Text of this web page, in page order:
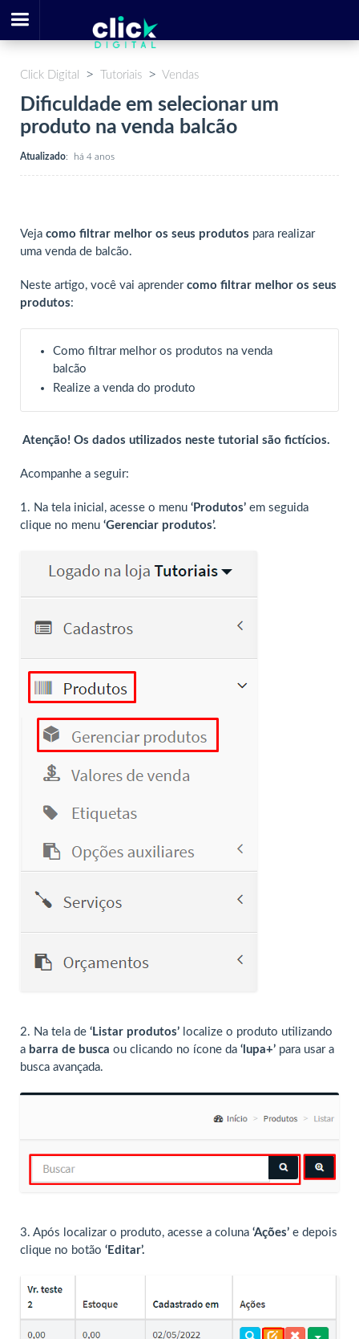
Click Digital Tutoriais Vendas
Dificuldade em selecionar um
produto na venda balcão
Atualizado: há 4 anos
Veja como filtrar melhor os seus produtos para realizar
uma venda de balcão.
Neste artigo, você vai aprender como filtrar melhor os seus
produtos:
Como filtrar melhor os produtos na venda
balcão
Realize a venda do produto
Atenção! Os dados utilizados neste tutorial são fictícios.
Acompanhe a seguir:
1. Na tela inicial, acesse o menu ‘Produtos’ em seguida
clique no menu ‘Gerenciar produtos’.
2. Na tela de ‘Listar produtos’ localize o produto utilizando
a barra de busca ou clicando no ícone da ‘lupa+’ para usar a
busca avançada.
3. Após localizar o produto, acesse a coluna ‘Ações’ e depois
clique no botão ‘Editar’.